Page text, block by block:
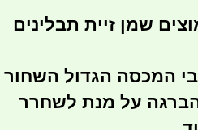
שמן זיית תבלינים
המכסה הגדול השחור
על מנת לשחרר